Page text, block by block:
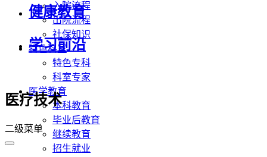
入院流程
出院流程
社保知识
特色科室
特色专科
科室专家
医学教育
本科教育
毕业后教育
继续教育
招生就业
健康教育
学习前沿
医疗技术
二级菜单